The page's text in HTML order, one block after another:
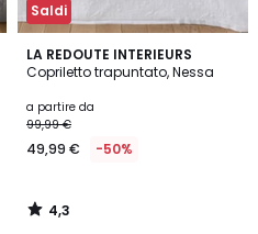
Saldi
LA REDOUTE INTERIEURS
Copriletto trapuntato, Nessa
a partire da
99,99 €
49,99 € -50%
4,3
/ 5
4,3
/